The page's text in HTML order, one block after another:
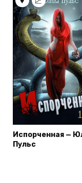
Испорченная —
Пульс